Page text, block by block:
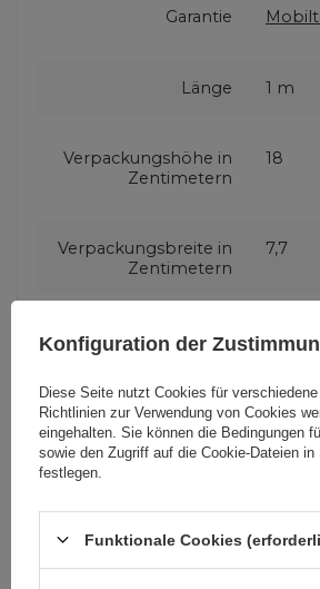
Garantie
Länge 1 m
Verpackungshöhe in
Zentimetern
18
Verpackungsbreite in
Zentimetern
7,7
Verpackungslänge in
1
Kabel Funktion
Laden
Maximale
Stromstärke
2.4 A
Konfiguration der
Diese Seite nutzt Cookies für
Richtlinien zur Verwendung von Cookies
eingehalten. Sie können die Bedingungen
sowie den Zugriff auf die Cookie-Dateien in
festlegen.
Funktionale Cookies